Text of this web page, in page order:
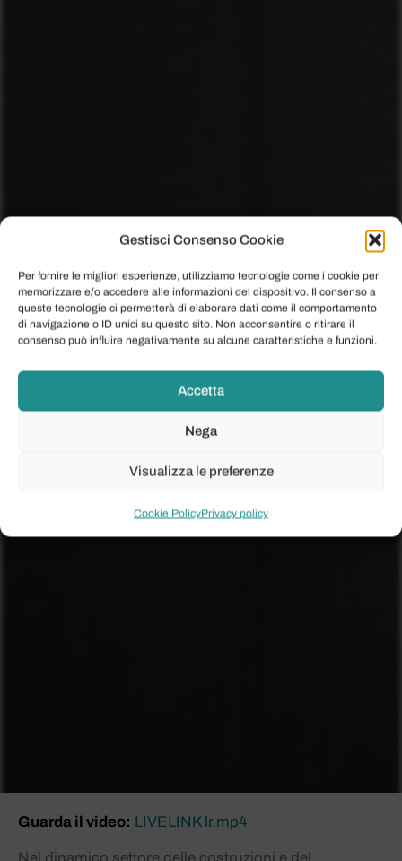
Gestisci Consenso Cookie
Per fornire le migliori esperienze, utilizziamo tecnologie come i cookie per
memorizzare e/o accedere alle informazioni del dispositivo. Il consenso a
queste tecnologie ci permetterà di elaborare dati come il comportamento
di navigazione o ID unici su questo sito. Non acconsentire o ritirare il
consenso può influire negativamente su alcune caratteristiche e funzioni.
Accetta
Nega
Visualizza le preferenze
Cookie PolicyPrivacy policy
Guarda il video: LIVELINK lr.mp4